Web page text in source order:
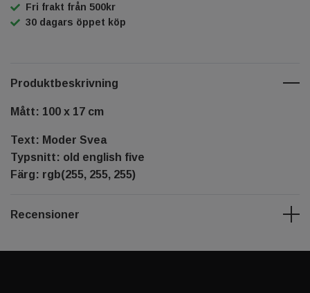
Fri frakt från 500kr
30 dagars öppet köp
Produktbeskrivning
Mått: 100 x 17 cm
Text: Moder Svea
Typsnitt: old english five
Färg: rgb(255, 255, 255)
Recensioner